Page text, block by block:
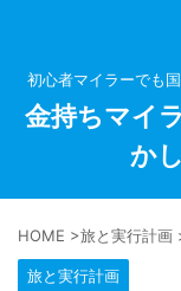
初心者マイラーでも
金持ちマイ
か
HOME >旅と実行計画
旅と実行計画